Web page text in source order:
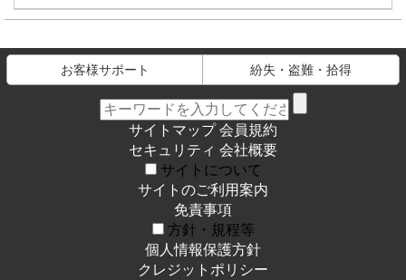
お客様サポート 紛失・盗難・拾得
サイトマップ 会員規約
セキュリティ 会社概要
サイトについて
サイトのご利用案内
免責事項
方針・規程等
個人情報保護方針
クレジットポリシー